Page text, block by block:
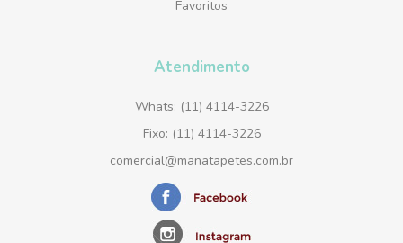
Favoritos
Atendimento
Whats: (11) 4114-3226
Fixo: (11) 4114-3226
comercial@manatapetes.com.br